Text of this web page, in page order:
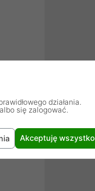
łączy
działania.
się zalogować.
Akceptuję wszystko